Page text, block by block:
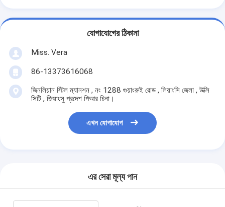
যোগাযোগের ঠিকানা
Miss. Vera
86-13373616068
জিনলিয়ান স্টিল ম্যানশন , নং 1288 গুয়াংরুই রোড , লিয়াংসি জেলা , উক্সি
সিটি , জিয়াংসু প্রদেশ পিআর চিনা।
এখন যোগাযোগ
এর সেরা মূল্য পান